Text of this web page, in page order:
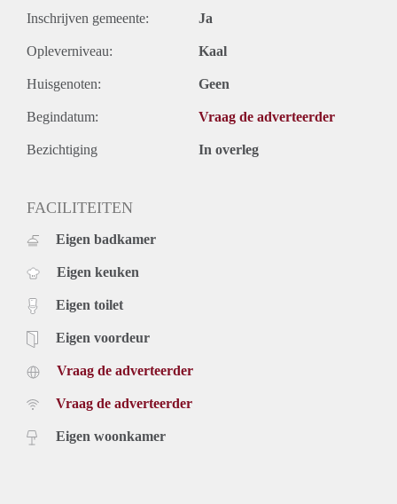
Inschrijven gemeente: Ja
Opleverniveau: Kaal
Huisgenoten: Geen
Begindatum: Vraag de adverteerder
Bezichtiging In overleg
FACILITEITEN
Eigen badkamer
Eigen keuken
Eigen toilet
Eigen voordeur
Vraag de adverteerder
Vraag de adverteerder
Eigen woonkamer